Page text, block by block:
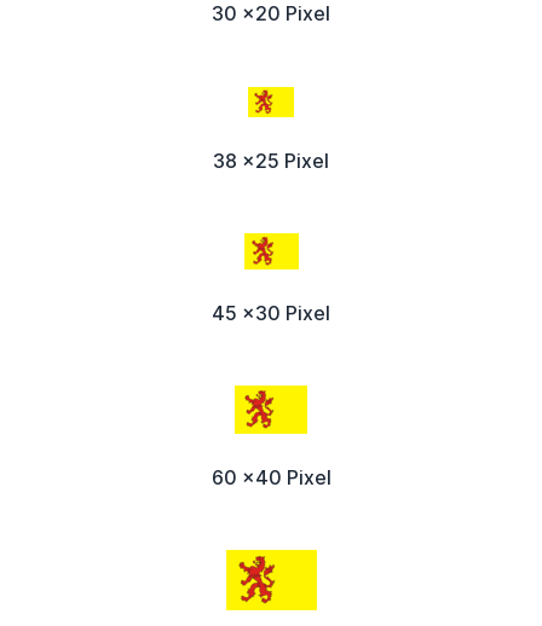
30 x20 Pixel
38 x25 Pixel
45 x30 Pixel
60 x40 Pixel